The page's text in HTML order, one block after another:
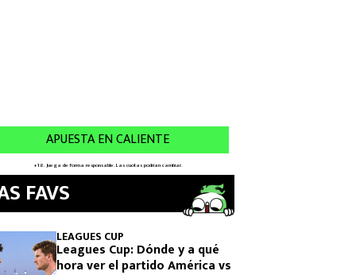
FAVS
LEAGUES CUP
Leagues Cup: Dónde y a qué
hora ver el partido América vs